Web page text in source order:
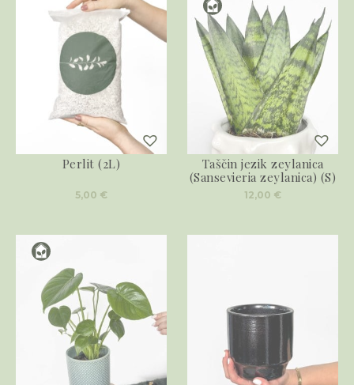
Perlit (2L)
5,00 €
Taščin jezik zeylanica
(Sansevieria zeylanica) (S)
12,00 €